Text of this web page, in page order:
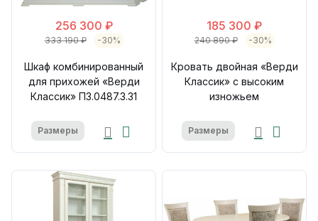
256 300 ₽
333 190 ₽ -30%
Шкаф комбинированный
для прихожей «Верди
Классик» П3.0487.3.31
Размеры
185 300 ₽
240 890 ₽ -30%
Кровать двойная «Верди
Классик» с высоким
изножьем
Размеры